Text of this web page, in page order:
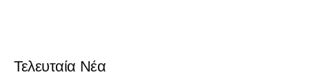
Τελευταία Νέα